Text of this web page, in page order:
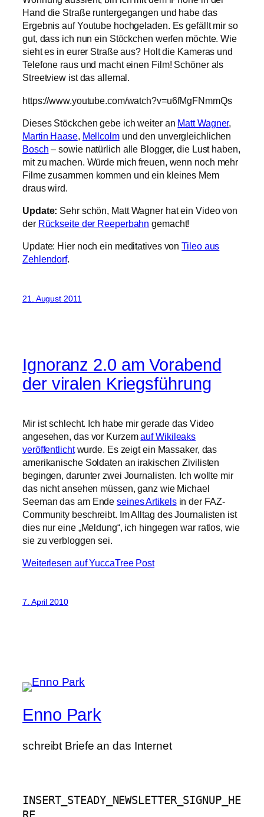
Hand die Straße runtergegangen und habe das
Ergebnis auf Youtube hochgeladen. Es gefällt mir so
gut, dass ich nun ein Stöckchen werfen möchte. Wie
sieht es in eurer Straße aus? Holt die Kameras und
Telefone raus und macht einen Film! Schöner als
Streetview ist das allemal.
https://www.youtube.com/watch?v=u6fMgFNmmQs
Dieses Stöckchen gebe ich weiter an Matt Wagner,
Martin Haase, Mellcolmund den unvergleichlichen
Bosch – sowie natürlich alle Blogger, die Lust haben,
mit zu machen. Würde mich freuen, wenn noch mehr
Filme zusammen kommen und ein kleines Mem
draus wird.
Update: Sehr schön, Matt Wagner hat ein Video von
der Rückseite der Reeperbahn gemacht!
Update: Hier noch ein meditatives vonTileo aus
Zehlendorf.
21. August 2011
Ignoranz 2.0 am Vorabend
der viralen Kriegsführung
Mir ist schlecht. Ich habe mir gerade das Video
angesehen, das vor Kurzemauf Wikileaks
veröffentlichtwurde. Es zeigt ein Massaker, das
amerikanische Soldaten an irakischen Zivilisten
begingen, darunter zwei Journalisten. Ich wollte mir
das nicht ansehen müssen, ganz wie Michael
Seeman das am Endeseines Artikelsin der FAZ-
Community beschreibt. Im Alltag des Journalisten ist
dies nur eine „Meldung“, ich hingegen war ratlos, wie
sie zu verbloggen sei.
Weiterlesen auf YuccaTree Post
7. April 2010
Enno Park
schreibt Briefe an das Internet
INSERT_STEADY_NEWSLETTER_SIGNUP_HE